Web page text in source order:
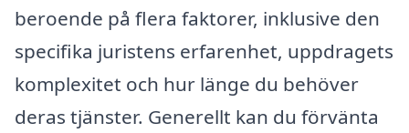
beroende på flera faktorer, inklusive den
specifika juristens erfarenhet, uppdragets
komplexitet och hur länge du behöver
deras tjänster. Generellt kan du förvänta